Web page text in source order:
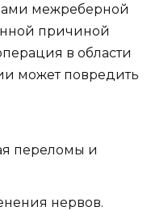
межреберной
причиной
в области
может повредить
переломы и
нервов.